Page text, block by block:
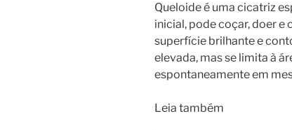
Queloide é uma cicatriz
inicial, pode coçar, doer e
superfície brilhante e
elevada, mas se limita à
espontaneamente em
Leia também